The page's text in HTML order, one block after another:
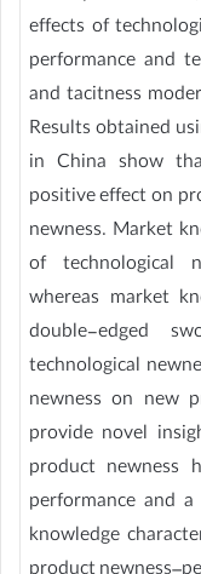
effects of
performance and
and tacitness
Results obtained
in China show
positive effect on
newness. Market
of technological
whereas market
double-edged
technological
newness on new
provide novel
product newness
performance and
knowledge